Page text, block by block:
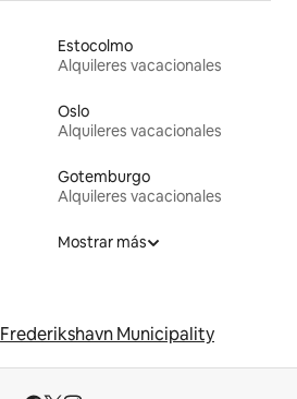
Estocolmo
Alquileres vacacionales
Oslo
Alquileres vacacionales
Gotemburgo
Alquileres vacacionales
Mostrar más
Frederikshavn Municipality